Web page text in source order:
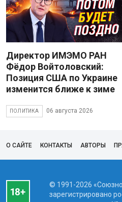
Директор ИМЭМО РАН
Фёдор Войтоловский:
Позиция США по Украине
изменится ближе к зиме
ПОЛИТИКА 06 августа 2026
О САЙТЕ КОНТАКТЫ АВТОРЫ
© 1991-2026
зарегистрировано